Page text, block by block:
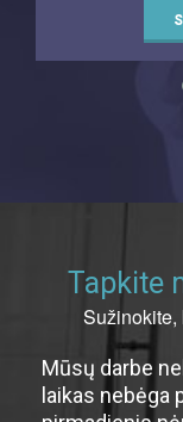
Tapkite
Sužinokite,
Mūsų darbe
laikas nebėga